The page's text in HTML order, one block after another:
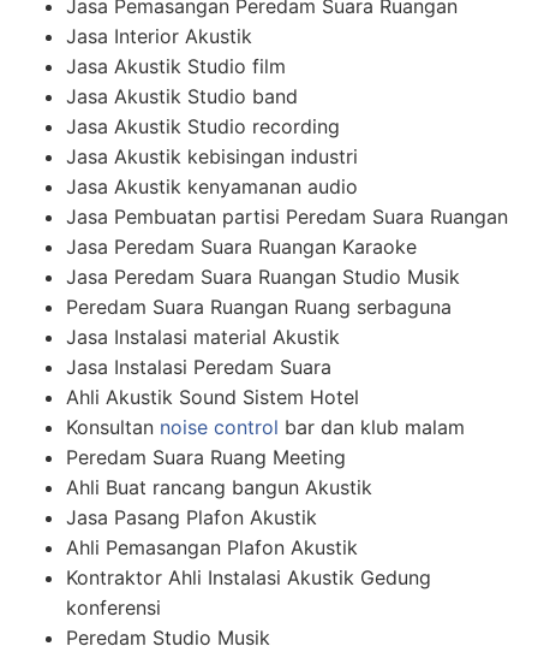
Jasa Pemasangan Peredam Suara Ruangan
Jasa Interior Akustik
Jasa Akustik Studio film
Jasa Akustik Studio band
Jasa Akustik Studio recording
Jasa Akustik kebisingan industri
Jasa Akustik kenyamanan audio
Jasa Pembuatan partisi Peredam Suara Ruangan
Jasa Peredam Suara Ruangan Karaoke
Jasa Peredam Suara Ruangan Studio Musik
Peredam Suara Ruangan Ruang serbaguna
Jasa Instalasi material Akustik
Jasa Instalasi Peredam Suara
Ahli Akustik Sound Sistem Hotel
Konsultan noise control bar dan klub malam
Peredam Suara Ruang Meeting
Ahli Buat rancang bangun Akustik
Jasa Pasang Plafon Akustik
Ahli Pemasangan Plafon Akustik
Kontraktor Ahli Instalasi Akustik Gedung
konferensi
Peredam Studio Musik